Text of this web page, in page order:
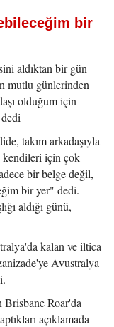
bir
aldıktan bir gün
mutlu günlerinden
olduğum için
takım arkadaşıyla
kendileri için çok
bir belge değil,
bir yer" dedi.
aldığı günü,
kalan ve iltica
Avustralya
Roar'da
açıklamada